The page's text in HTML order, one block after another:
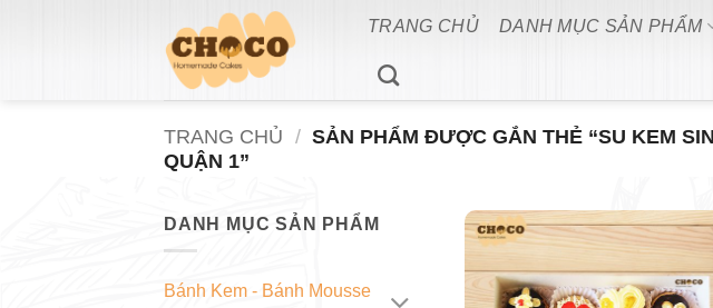
TRANG CHỦ DANH MỤC SẢN PHẨM
TRANG CHỦ / SẢN PHẨM ĐƯỢC GẮN THẺ “SU KEM
QUẬN 1”
DANH MỤC SẢN PHẨM
Bánh Kem - Bánh Mousse